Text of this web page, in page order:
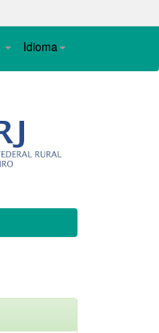
Idioma